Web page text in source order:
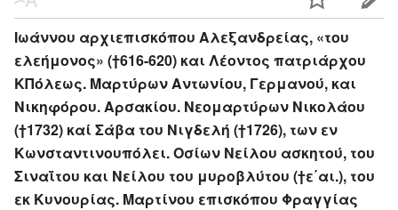
Ιωάννου αρχιεπισκόπου Αλεξανδρείας, «του
ελεήμονος» (†616-620) και Λέοντος πατριάρχου
ΚΠόλεως. Μαρτύρων Αντωνίου, Γερμανού, και
Νικηφόρου. Αρσακίου. Νεομαρτύρων Νικολάου
(†1732) καί Σάβα του Νιγδελή (†1726), των εν
Κωνσταντινουπόλει. Οσίων Νείλου ασκητού, του
Σιναΐτου και Νείλου του μυροβλύτου (†ε΄αι.), του
εκ Κυνουρίας. Μαρτίνου επισκόπου Φραγγίας